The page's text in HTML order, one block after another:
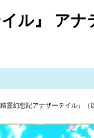
ル』 ア
幻想記アナザーテイル』